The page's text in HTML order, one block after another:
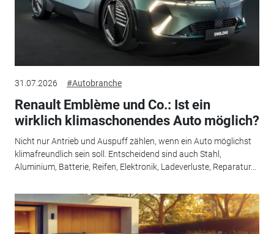
31.07.2026 #Autobranche
Renault Emblème und Co.: Ist ein
wirklich klimaschonendes Auto möglich?
Nicht nur Antrieb und Auspuff zählen, wenn ein Auto möglichst
klimafreundlich sein soll. Entscheidend sind auch Stahl,
Aluminium, Batterie, Reifen, Elektronik, Ladeverluste, Reparatur...